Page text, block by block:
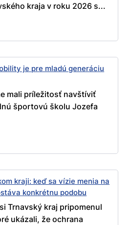
kraja v roku 2026 s...
je pre mladú generáciu
mali príležitosť navštíviť
športovú školu Jozefa
kraji: keď sa vízie menia na
konkrétnu podobu
Trnavský kraj pripomenul
ukázali, že ochrana